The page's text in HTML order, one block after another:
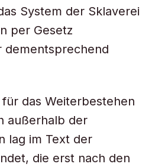
System der Sklaverei
per Gesetz
dementsprechend
das Weiterbestehen
außerhalb der
lag im Text der
die erst nach den